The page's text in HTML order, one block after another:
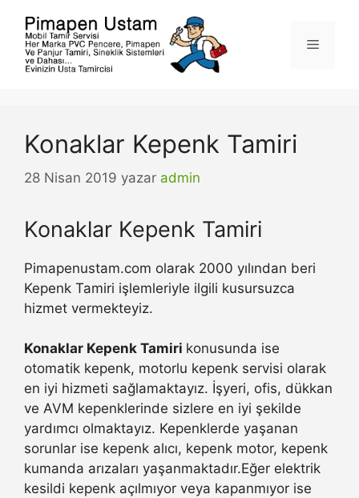
Menü
Konaklar Kepenk Tamiri
28 Nisan 2019 yazar admin
Konaklar Kepenk Tamiri
Pimapenustam.com olarak 2000 yılından beri
Kepenk Tamiri işlemleriyle ilgili kusursuzca
hizmet vermekteyiz.
Konaklar Kepenk Tamiri konusunda ise
otomatik kepenk, motorlu kepenk servisi olarak
en iyi hizmeti sağlamaktayız. İşyeri, ofis, dükkan
ve AVM kepenklerinde sizlere en iyi şekilde
yardımcı olmaktayız. Kepenklerde yaşanan
sorunlar ise kepenk alıcı, kepenk motor, kepenk
kumanda arızaları yaşanmaktadır.Eğer elektrik
kesildi kepenk açılmıyor veya kapanmıyor ise